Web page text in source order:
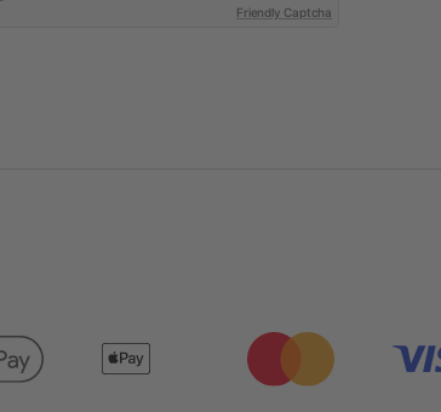
Friendly Captcha